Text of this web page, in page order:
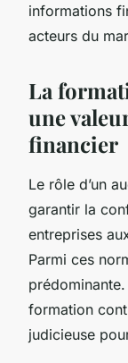
informations
acteurs du
La
une
financier
Le rôle d’un
garantir la
entreprises
Parmi ces
formation
judicieuse